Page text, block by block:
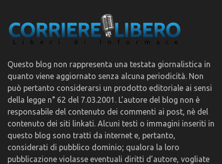
Questo blog non rappresenta una testata giornalistica in
quanto viene aggiornato senza alcuna periodicità. Non
può pertanto considerarsi un prodotto editoriale ai sensi
della legge n° 62 del 7.03.2001. L’autore del blog non è
responsabile del contenuto dei commenti ai post, nè del
contenuto dei siti linkati. Alcuni testi o immagini inseriti in
questo blog sono tratti da internet e, pertanto,
considerati di pubblico dominio; qualora la loro
pubblicazione violasse eventuali diritti d’autore, vogliate